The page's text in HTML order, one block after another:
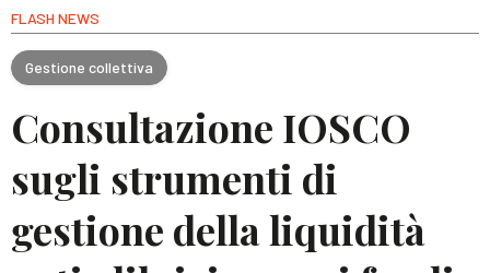
FLASH NEWS
Gestione collettiva
Consultazione IOSCO
sugli strumenti di
gestione della liquidità